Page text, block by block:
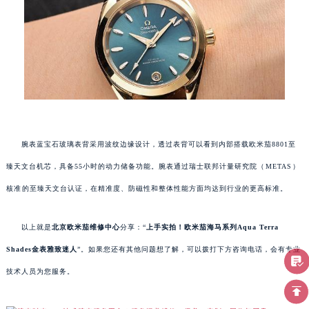
腕表蓝宝石玻璃表背采用波纹边缘设计，透过表背可以看到内部搭载欧米茄8801至
臻天文台机芯，具备55小时的动力储备功能。腕表通过瑞士联邦计量研究院（⁠METAS⁠）
核准⁠的至臻天文台认证，在精准度、防磁性和整体性能方面均达到行业的更高标准。
以上就是北京欧米茄维修中心分享：“ 上手实拍！欧米茄海马系列Aqua Terra
Shades金表雅致迷人 ”。如果您还有其他问题想了解，可以拨打下方咨询电话，会有专业
技术人员为您服务。